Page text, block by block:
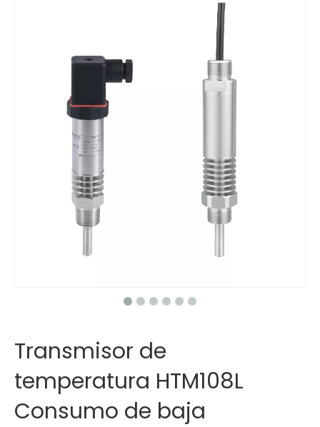
Transmisor de
temperatura HTM108L
Consumo de baja